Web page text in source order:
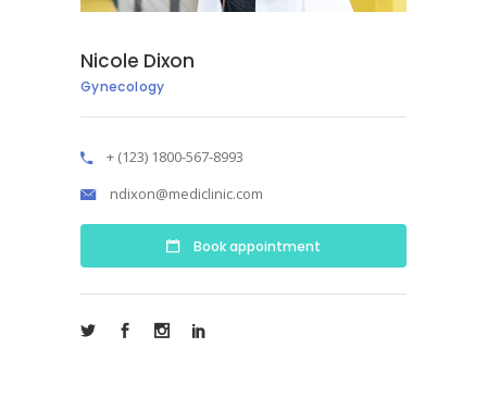
Nicole Dixon
Gynecology
+ (123) 1800-567-8993
ndixon@mediclinic.com
Book appointment